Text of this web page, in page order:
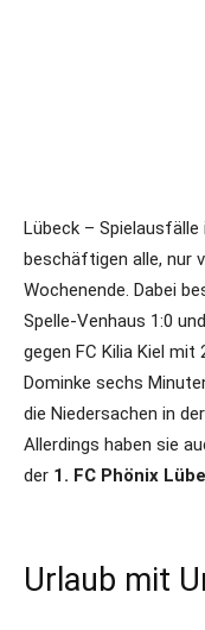
Lübeck – Spielausfälle
beschäftigen alle, nur
Wochenende. Dabei
Spelle-Venhaus 1:0
gegen FC Kilia Kiel
Dominke sechs
die Niedersachen in
Allerdings haben sie
der 1. FC Phönix
Urlaub mit